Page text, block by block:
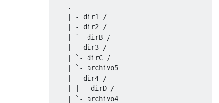
    .
    | - dir1 /
    | - dir2 /
    | `- dirB /
    | - dir3 /
    | `- dirC /
    | `- archivo5
    | - dir4 /
    | | - dirD /
    | `- archivo4